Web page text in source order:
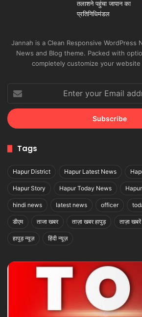
Jannah is a Clean Responsive WordPress
News and Blog theme. Packed with
completely customize your
your
Email
address
Tags
Hapur District Hapur Latest News
Hapur Story Hapur Today News
hindi news latest news officer
डीएम ताजा खबर ताज़ा खबर हापुड़ ताज़ा खबरें
हापुड़ न्यूज़ हिंदी न्यूज़